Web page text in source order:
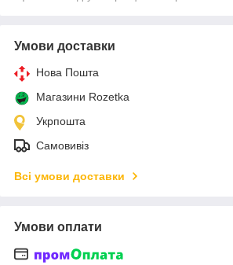
Умови доставки
Нова Пошта
Магазини Rozetka
Укрпошта
Самовивіз
Всі умови доставки
Умови оплати